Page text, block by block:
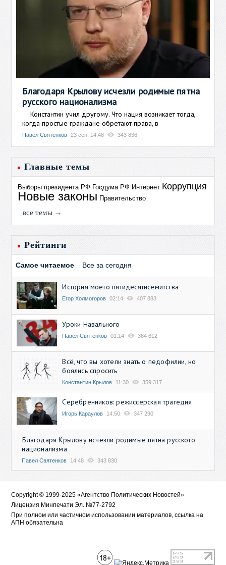
Благодаря Крылову исчезли родимые пятна
русского национализма
Константин учил другому. Что нация возникает тогда,
когда простые граждане обретают права, в
Павел Святенков 23 сен, 14:48 343 836
Главные темы
Выборы президента РФ Госдума РФ Интернет Коррупция
Новые законы Правительство
все темы →
Рейтинги
Самое читаемое Все за сегодня
История моего пятидесятисемитства
Егор Холмогоров 02:14 407 883
Уроки Навального
Павел Святенков 01:14 364 612
Всё, что вы хотели знать о педофилии, но
боялись спросить
Константин Крылов 11:30 359 317
Серебренников: режиссерская трагедия
Игорь Караулов 14:50 347 290
Благодаря Крылову исчезли родимые пятна русского
национализма
Павел Святенков 14:48 343 830
Copyright © 1999-2025 «Агентство Политических Новостей»
Лицензия Минпечати Эл. №77-2792
При полном или частичном использовании материалов, ссылка на
АПН обязательна